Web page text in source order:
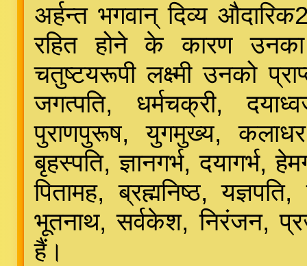
अर्हन्त भगवान् दिव्य
रहित होने के कारण
चतुष्टयरूपी लक्ष्मी उनको
जगत्पति, धर्मचक्री,
पुराणपुरूष, युगमुख्य,
बृहस्पति, ज्ञानगर्भ, दयागर्भ,
पितामह, ब्रह्मनिष्ठ,
भूतनाथ, सर्वकेश, निरंजन,
हैं।